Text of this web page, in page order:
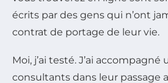
écrits par des gens qui n’ont
contrat de portage de leur vie.
Moi, j’ai testé. J’ai accompagné
consultants dans leur passage